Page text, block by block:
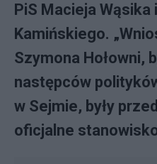
PiS Macieja Wąsika
Kamińskiego.
Szymona Hołowni,
następców
w Sejmie, były
oficjalne